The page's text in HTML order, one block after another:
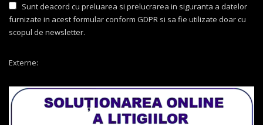
Sunt deacord cu preluarea si prelucrarea in siguranta a datelor
furnizate in acest formular conform GDPR si sa fie utilizate doar cu
scopul de newsletter.
Externe: